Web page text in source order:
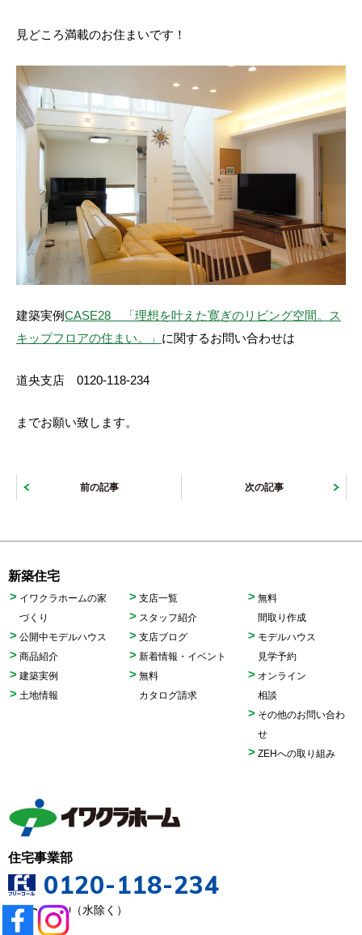
見どころ満載のお住まいです！
建築実例CASE28 「理想を叶えた寛ぎのリビング空間。ス
キップフロアの住まい。」 に関するお問い合わせは
道央支店 0120-118-234
までお願い致します。
前の記事 次の記事
新築住宅
イワクラホームの家
づくり
公開中モデルハウス
商品紹介
建築実例
土地情報
支店一覧
スタッフ紹介
支店ブログ
新着情報・イベント
無料
カタログ請求
無料
間取り作成
モデルハウス
見学予約
オンライン
相談
その他のお問い合わ
せ
ZEHへの取り組み
住宅事業部
0120-118-234
9:00〜18:00（水除く）